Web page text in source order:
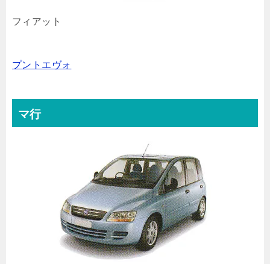
フィアット
プントエヴォ
マ行